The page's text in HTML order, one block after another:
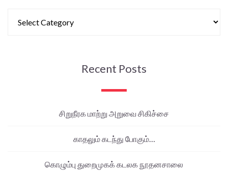
Recent Posts
சிறுநீரக மாற்று அறுவை சிகிச்சை
காதலும் கடந்து போகும்…
கொழும்பு துறைமுகக் கடலக நூதனசாலை